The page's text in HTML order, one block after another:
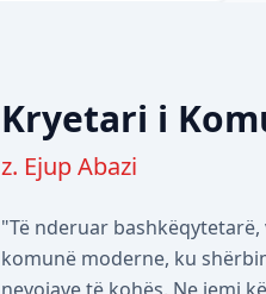
Kryetari i
z. Ejup Abazi
"Të nderuar
komunë moderne, ku